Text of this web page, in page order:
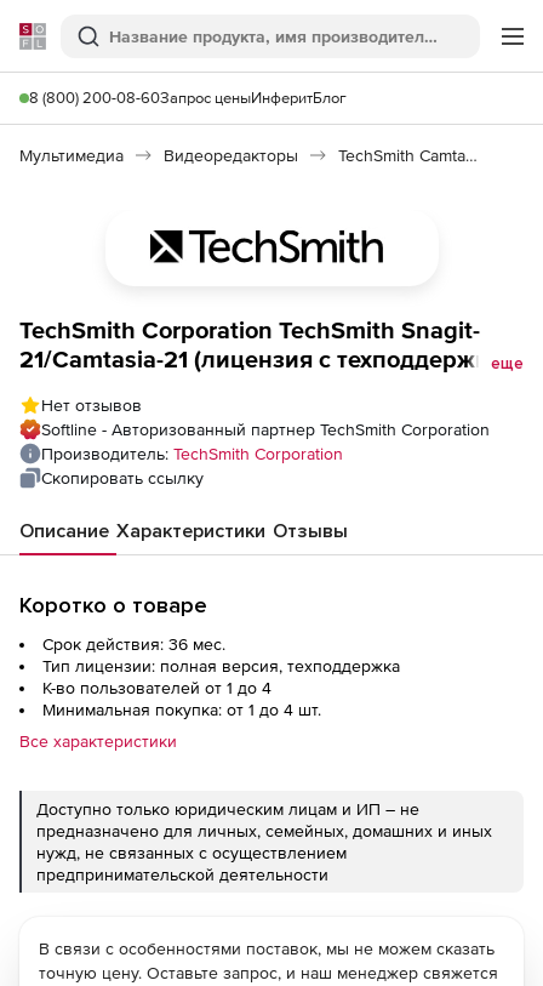
Softline
Поиск
8 (800) 200-08-60Запрос ценыИнферитБлог
Мультимедиа Видеоредакторы TechSmith Camtasia/Snagit Bundle
TechSmith Corporation TechSmith Snagit-
21/Camtasia-21 (лицензия с техподдержкой
Лицензия с техподдержкой на 3 года.
Количество пользователей
еще
Нет отзывов
Softline - Авторизованный партнер TechSmith Corporation
Производитель: TechSmith Corporation
Скопировать ссылку
Описание Характеристики Отзывы
Коротко о товаре
Срок действия: 36 мес.
Тип лицензии: полная версия, техподдержка
К-во пользователей от 1 до 4
Минимальная покупка: от 1 до 4 шт.
Все характеристики
Доступно только юридическим лицам и ИП – не
предназначено для личных, семейных, домашних и иных
нужд, не связанных с осуществлением
предпринимательской деятельности
В связи с особенностями поставок, мы не можем сказать
точную цену. Оставьте запрос, и наш менеджер свяжется